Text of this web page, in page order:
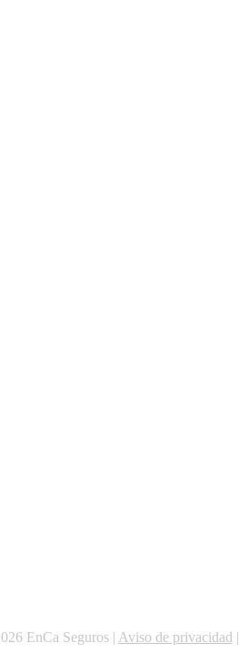
EnCa Seguros | Aviso de privacidad |